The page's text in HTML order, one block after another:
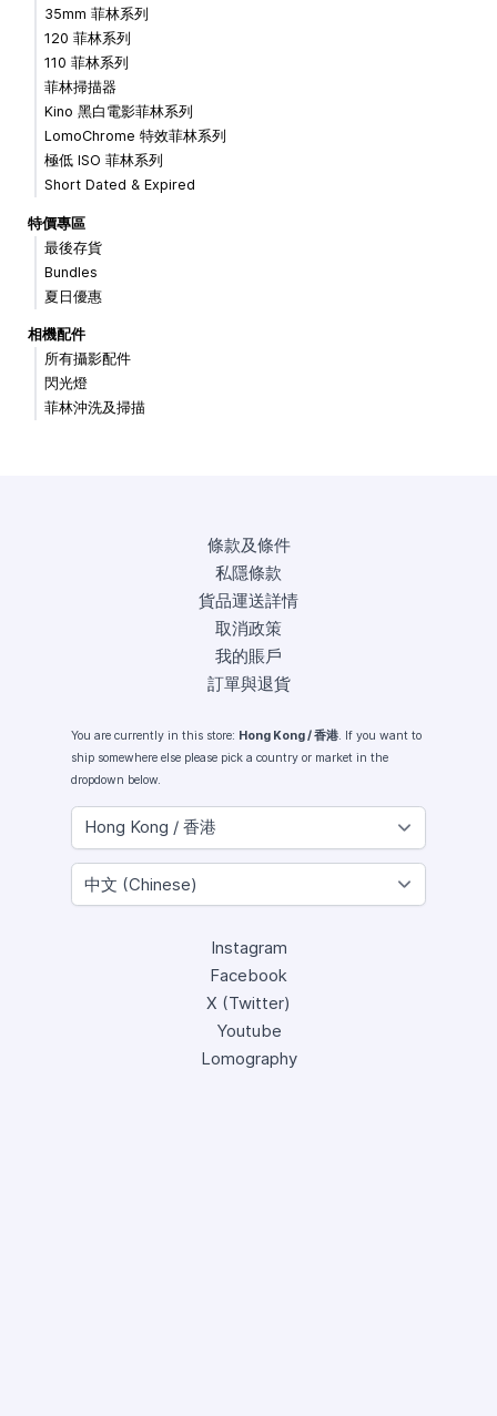
35mm 菲林系列
120 菲林系列
110 菲林系列
菲林掃描器
Kino 黑白電影菲林系列
LomoChrome 特效菲林系列
極低 ISO 菲林系列
Short Dated & Expired
特價專區
最後存貨
Bundles
夏日優惠
相機配件
所有攝影配件
閃光燈
菲林沖洗及掃描
條款及條件
私隱條款
貨品運送詳情
取消政策
我的賬戶
訂單與退貨
You are currently in this store: Hong Kong / 香港. If you want to
ship somewhere else please pick a country or market in the
dropdown below.
Instagram
Facebook
X (Twitter)
Youtube
Lomography